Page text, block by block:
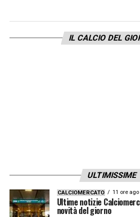
IL CALCIO DEL
ULTIMISSIME
CALCIOMERCATO 11 ore ago
Ultime notizie
novità del giorno